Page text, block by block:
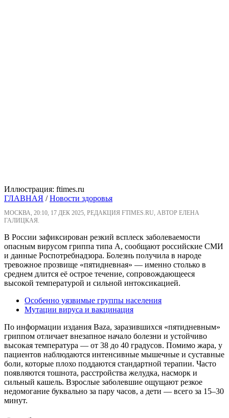
Иллюстрация: ftimes.ru
ГЛАВНАЯ /Новости здоровья
МОСКВА, 20:10, 17 ДЕК 2025, РЕДАКЦИЯ FTIMES.RU, АВТОР ЕЛЕНА
ГАЛИЦКАЯ.
В России зафиксирован резкий всплеск заболеваемости
опасным вирусом гриппа типа А, сообщают российские СМИ
и данные Роспотребнадзора. Болезнь получила в народе
тревожное прозвище «пятидневная» — именно столько в
среднем длится её острое течение, сопровождающееся
высокой температурой и сильной интоксикацией.
Особенно уязвимые группы населения
Мутации вируса и вакцинация
По информации издания Baza, заразившихся «пятидневным»
гриппом отличает внезапное начало болезни и устойчиво
высокая температура — от 38 до 40 градусов. Помимо жара, у
пациентов наблюдаются интенсивные мышечные и суставные
боли, которые плохо поддаются стандартной терапии. Часто
появляются тошнота, расстройства желудка, насморк и
сильный кашель. Взрослые заболевшие ощущают резкое
недомогание буквально за пару часов, а дети — всего за 15–30
минут.